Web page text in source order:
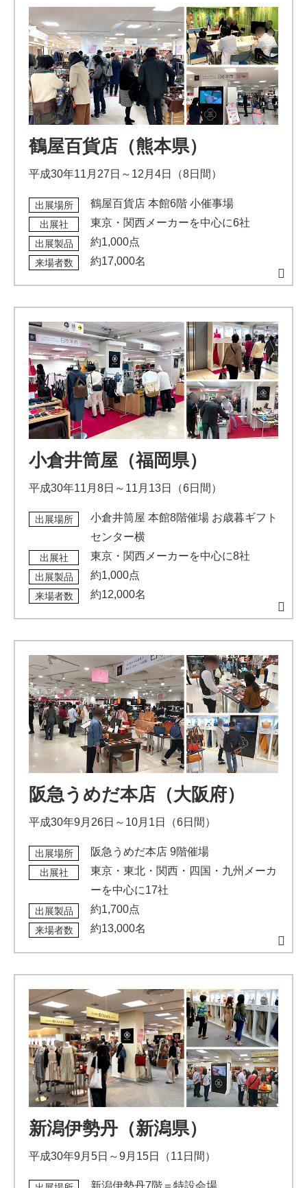
鶴屋百貨店（熊本県）
平成30年11月27日～12月4日（8日間）
出展場所 鶴屋百貨店 本館6階 小催事場
出展社 東京・関西メーカーを中心に6社
出展製品 約1,000点
来場者数 約17,000名
小倉井筒屋（福岡県）
平成30年11月8日～11月13日（6日間）
出展場所
小倉井筒屋 本館8階催場 お歳暮ギフト
センター横
出展社 東京・関西メーカーを中心に8社
出展製品 約1,000点
来場者数 約12,000名
阪急うめだ本店（大阪府）
平成30年9月26日～10月1日（6日間）
出展場所 阪急うめだ本店 9階催場
出展社
東京・東北・関西・四国・九州メーカ
ーを中心に17社
出展製品 約1,700点
来場者数 約13,000名
新潟伊勢丹（新潟県）
平成30年9月5日～9月15日（11日間）